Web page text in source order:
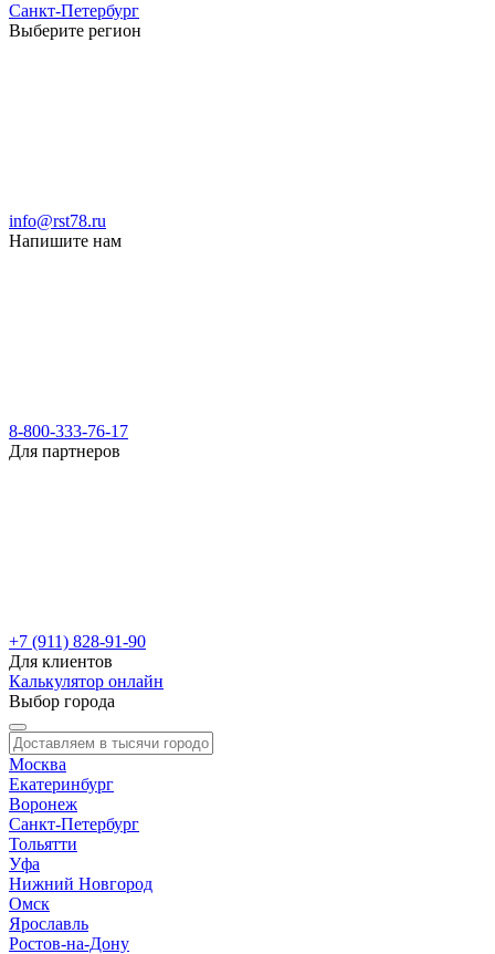
Санкт-Петербург
Выберите регион
info@rst78.ru
Напишите нам
8-800-333-76-17
Для партнеров
+7 (911) 828-91-90
Для клиентов
Калькулятор онлайн
Выбор города
Москва
Екатеринбург
Воронеж
Санкт-Петербург
Тольятти
Уфа
Нижний Новгород
Омск
Ярославль
Ростов-на-Дону